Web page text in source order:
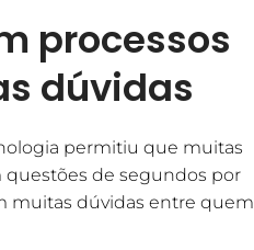
processos
dúvidas
permitiu que muitas
questões de segundos por
muitas dúvidas entre quem